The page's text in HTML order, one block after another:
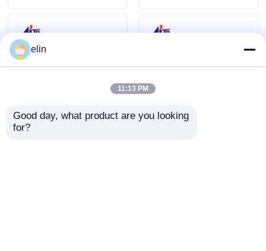
elin
11:13 PM
Good day, what product are you looking
for?